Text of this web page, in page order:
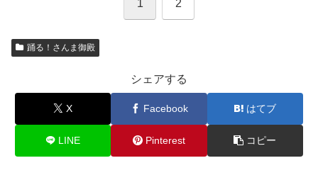
1 2
踊る！さんま御殿
シェアする
X Facebook はてブ
LINE Pinterest コピー